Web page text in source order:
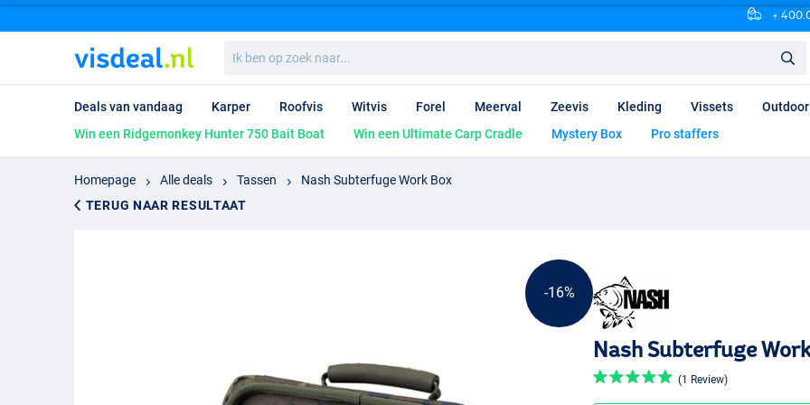
+
ben
op
naar...
Deals van vandaag Karper Roofvis Witvis Forel Meerval Zeevis Kleding Vissets Outdoor
Win een Ridgemonkey Hunter 750 Bait Boat
Win een Ultimate Carp Cradle Mystery Box Pro staffers
Homepage Alle deals Tassen
Nash Subterfuge Work Box
TERUG NAAR RESULTAAT
-16%
Nash Subterfuge
(1 Review)